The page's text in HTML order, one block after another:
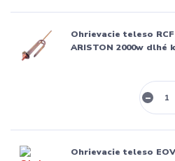
Ohrievacie teleso RCF
ARISTON 2000w dlhé
Ohrievacie teleso EOV